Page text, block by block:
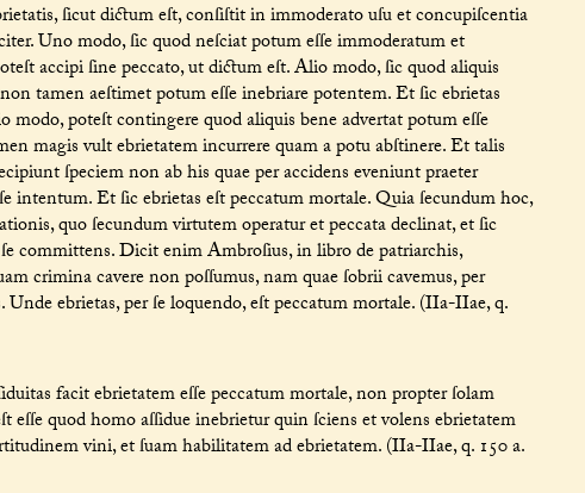
ſicut dictum eſt, conſiſtit in immoderato uſu et concupiſcentia
Uno modo, ſic quod neſciat potum eſſe immoderatum et
accipi ſine peccato, ut dictum eſt. Alio modo, ſic quod aliquis
tamen aeſtimet potum eſſe inebriare potentem. Et ſic ebrietas
modo, poteſt contingere quod aliquis bene advertat potum eſſe
magis vult ebrietatem incurrere quam a potu abſtinere. Et talis
ſpeciem non ab his quae per accidens eveniunt praeter
intentum. Et ſic ebrietas eſt peccatum mortale. Quia ſecundum hoc,
quo ſecundum virtutem operatur et peccata declinat, et ſic
committens. Dicit enim Ambroſius, in libro de patriarchis,
crimina cavere non poſſumus, nam quae ſobrii cavemus, per
ebrietas, per ſe loquendo, eſt peccatum mortale. (IIa-IIae, q.
facit ebrietatem eſſe peccatum mortale, non propter ſolam
eſſe quod homo aſſidue inebrietur quin ſciens et volens ebrietatem
vini, et ſuam habilitatem ad ebrietatem. (IIa-IIae, q. 150 a.